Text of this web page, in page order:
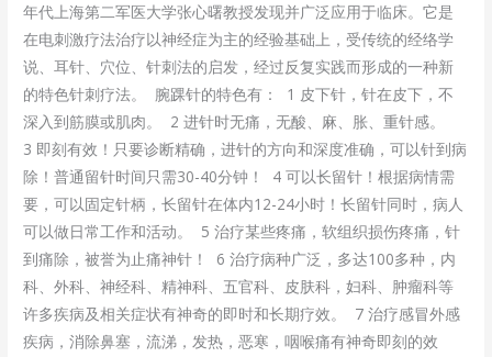
年代上海第二军医大学张心曙教授发现并广泛应用于临床。它是
在电刺激疗法治疗以神经症为主的经验基础上，受传统的经络学
说、耳针、穴位、针刺法的启发，经过反复实践而形成的一种新
的特色针刺疗法。 腕踝针的特色有： 1 皮下针，针在皮下，不
深入到筋膜或肌肉。 2 进针时无痛，无酸、麻、胀、重针感。
3 即刻有效！只要诊断精确，进针的方向和深度准确，可以针到病
除！普通留针时间只需30-40分钟！ 4 可以长留针！根据病情需
要，可以固定针柄，长留针在体内12-24小时！长留针同时，病人
可以做日常工作和活动。 5 治疗某些疼痛，软组织损伤疼痛，针
到痛除，被誉为止痛神针！ 6 治疗病种广泛，多达100多种，内
科、外科、神经科、精神科、五官科、皮肤科，妇科、肿瘤科等
许多疾病及相关症状有神奇的即时和长期疗效。 7 治疗感冒外感
疾病，消除鼻塞，流涕，发热，恶寒，咽喉痛有神奇即刻的效